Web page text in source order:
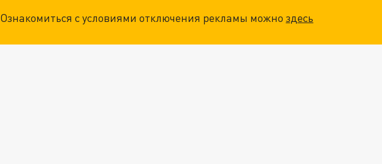
Ознакомиться с условиями отключения рекламы можноздесь